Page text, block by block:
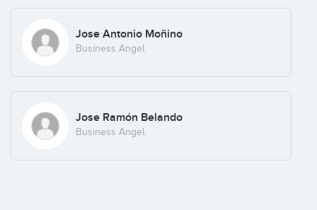
Jose Antonio Moñino
Business Angel
Jose Ramón Belando
Business Angel